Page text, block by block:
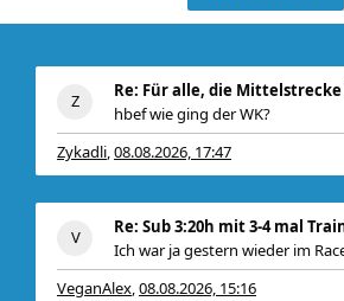
hbef wie ging der WK?
Zykadli,08.08.2026, 17:47
Ich war ja gestern wieder im
VeganAlex,08.08.2026, 15:16